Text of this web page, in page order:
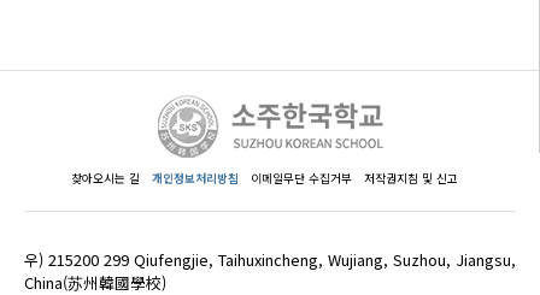
찾아오시는 길 개인정보처리방침 이메일무단 수집거부 저작권지침 및 신고
우) 215200 299 Qiufengjie, Taihuxincheng, Wujiang, Suzhou, Jiangsu,
China(苏州韓國學校)